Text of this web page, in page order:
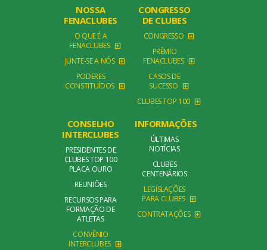
NOSSA
FENACLUBES
O QUE É A
FENACLUBES
JUNTE-SE A NÓS
PODERES
CONSTITUÍDOS
CONGRESSO
DE CLUBES
CONGRESSO
PRÊMIO
FENACLUBES
CASOS DE
SUCESSO
CLUBES TOP 100
CONSELHO
INTERCLUBES
PRESIDENTES DE
CLUBES TOP 100
PLACA OURO
REUNIÕES
RECURSOS PARA
FORMAÇÃO DE
ATLETAS
CONVÊNIO
INTERCLUBES
INFORMAÇÕES
ÚLTIMAS
NOTÍCIAS
CLUBES
CENTENÁRIOS
LEGISLAÇÕES
PARA CLUBES
CONTRATAÇÕES